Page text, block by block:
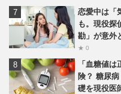
恋愛中は「
も。現役探
勘」が意外
★ 0
「血糖値
険？ 糖尿
礎を現役医